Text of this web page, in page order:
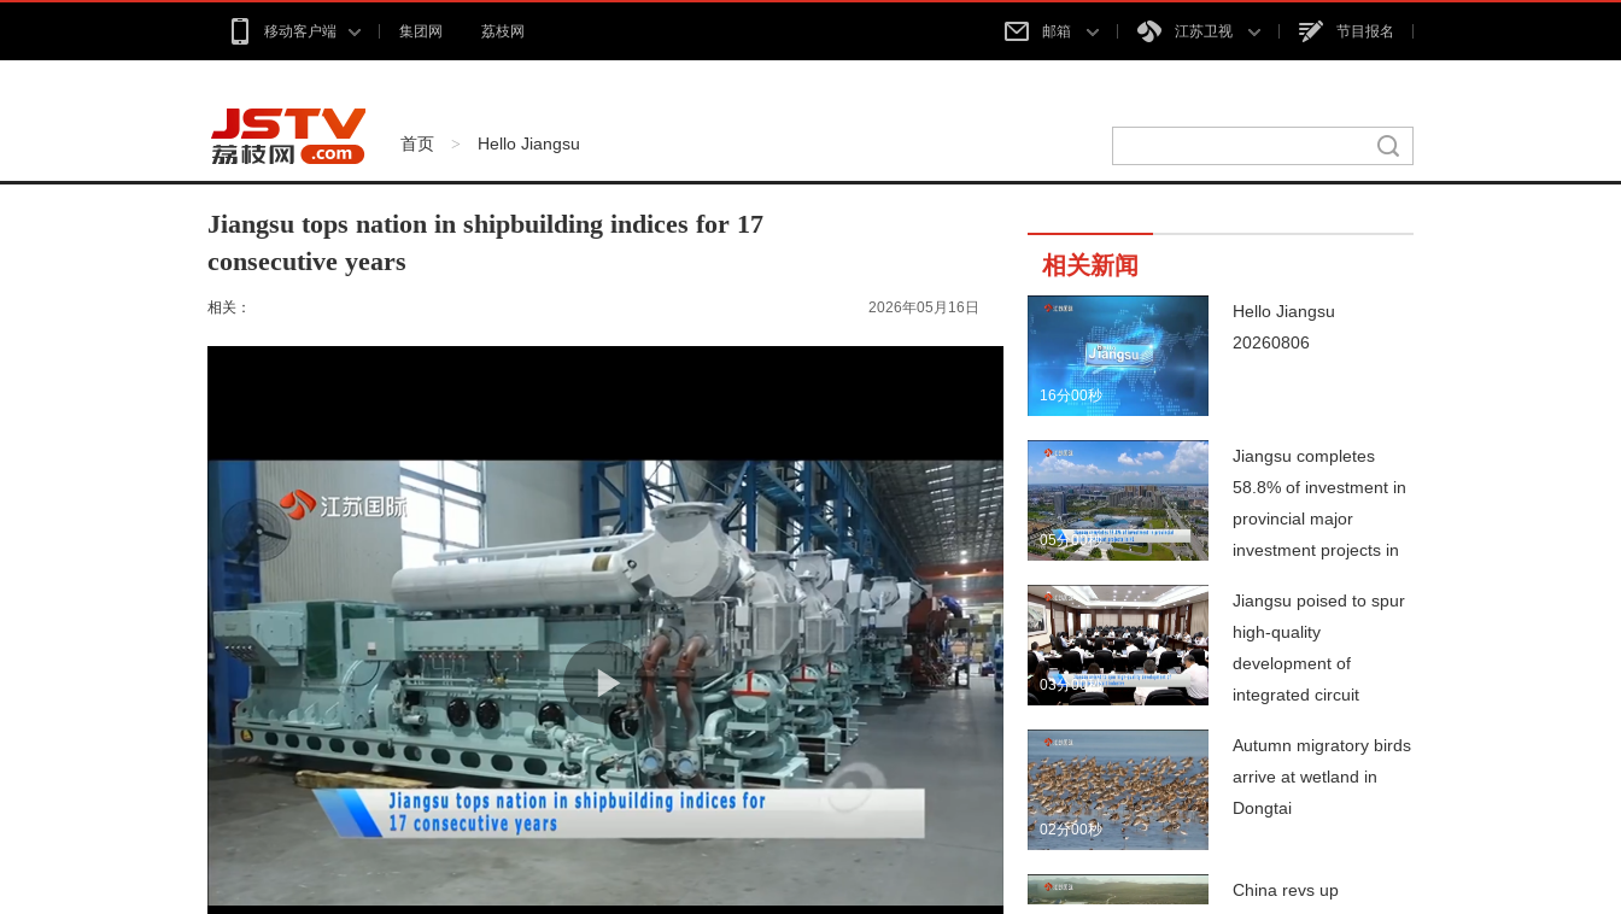
移动客户端 集团网 荔枝网 邮箱 江苏卫视 节目报名
首页 > Hello Jiangsu
Jiangsu tops nation in shipbuilding indices for 17
consecutive years
相关： 2026年05月16日
相关新闻
16分00秒
Hello Jiangsu
20260806
05分00秒
Jiangsu completes
58.8% of investment in
provincial major
investment projects in
03分00秒
Jiangsu poised to spur
high-quality
development of
integrated circuit
02分00秒
Autumn migratory birds
arrive at wetland in
Dongtai
China revs up